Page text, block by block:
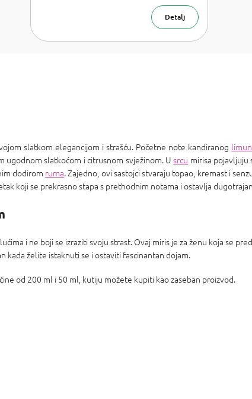
Detalj
slatkom elegancijom i strašću. Početne note kandiranog
ugodnom slatkoćom i citrusnom svježinom. Usrcu mirisa pojavljuju
dodirom ruma. Zajedno, ovi sastojci stvaraju topao, kremast i
koji se prekrasno stapa s prethodnim notama i ostavlja
i ne boji se izraziti svoju strast. Ovaj miris je za ženu koja se
kada želite istaknuti se i ostaviti fascinantan dojam.
od 200 ml i 50 ml, kutiju možete kupiti kao zaseban proizvod.